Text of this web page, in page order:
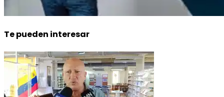
Te pueden interesar